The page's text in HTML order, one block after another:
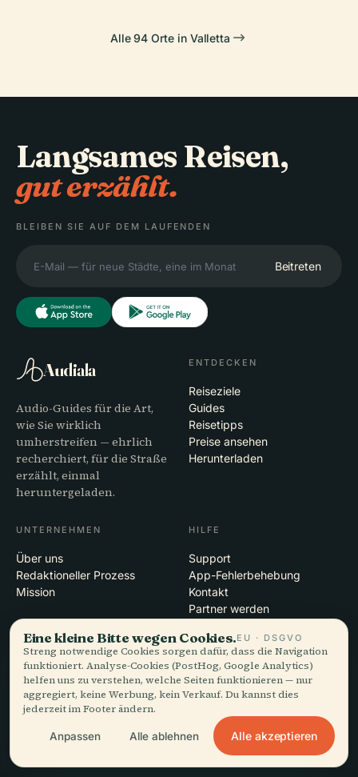
Alle 94 Orte in Valletta
Langsames Reisen,
gut erzählt.
BLEIBEN SIE AUF DEM LAUFENDEN
Beitreten
Audiala
Audio-Guides für die Art,
wie Sie wirklich
umherstreifen — ehrlich
recherchiert, für die Straße
erzählt, einmal
heruntergeladen.
ENTDECKEN
Reiseziele
Guides
Reisetipps
Preise ansehen
Herunterladen
UNTERNEHMEN
Über uns
Redaktioneller Prozess
Mission
HILFE
Support
App-Fehlerbehebung
Kontakt
Partner werden
RECHTLICHES
Datenschutz
AGB
Cookie-Einstellungen
Eine kleine Bitte wegen Cookies.EU · DSGVO
Streng notwendige Cookies sorgen dafür, dass die Navigation
funktioniert. Analyse-Cookies (PostHog, Google Analytics)
helfen uns zu verstehen, welche Seiten funktionieren — nur
aggregiert, keine Werbung, kein Verkauf. Du kannst dies
jederzeit im Footer ändern.
Anpassen Alle ablehnen Alle akzeptieren